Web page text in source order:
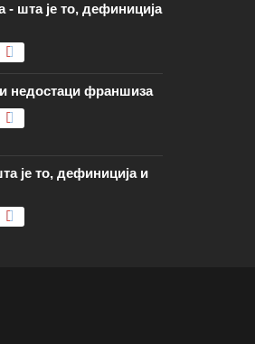
- шта је то, дефиниција
недостаци франшиза
је то, дефиниција и